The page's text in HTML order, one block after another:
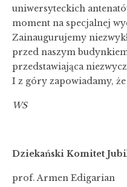
uniwersyteckich
moment na specjalnej
Zainaugurujemy
przed naszym
przedstawiająca
I z góry zapowiadamy,
WS
Dziekański Komitet
prof. Armen Edigarian